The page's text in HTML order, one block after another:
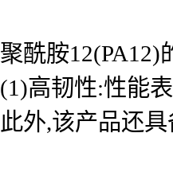
聚酰胺
(1)高韧性:性能
此外,该产品还